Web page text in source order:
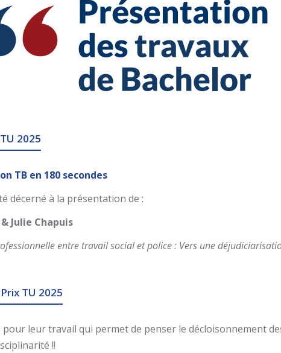
2025
TB en 180 secondes
décerné à la présentation de :
Julie Chapuis
entre travail social et police : Vers une
TU 2025
pour leur travail qui permet de penser le décloisonnement
!!